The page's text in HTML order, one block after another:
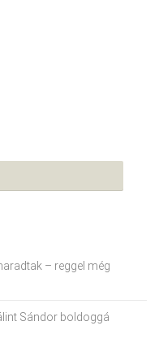
– reggel még
Sándor boldoggá